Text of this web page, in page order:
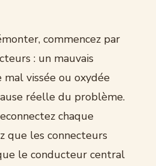
commencez par
: un mauvais
mal vissée ou oxydée
réelle du problème.
chaque
que les connecteurs
le conducteur central